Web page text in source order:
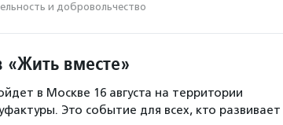
и доброволь­чест­во
«Жить вместе»
в Москве 16 августа на территории
Это событие для всех, кто развивает